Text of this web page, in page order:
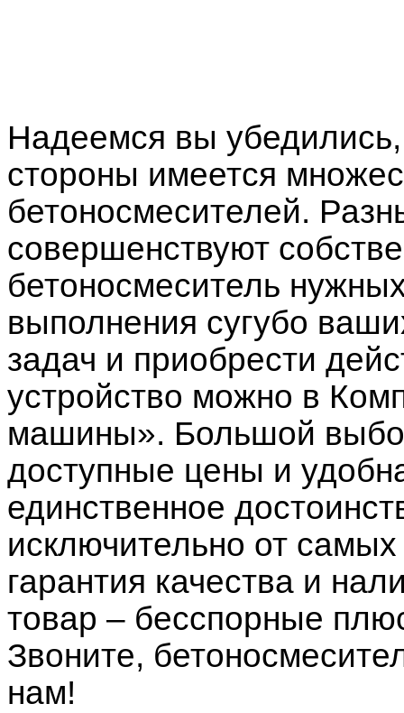
Надеемся вы убедились,
стороны имеется
бетоносмесителей.
совершенствуют
бетоносмеситель
выполнения сугубо
задач и приобрести
устройство можно в
машины». Большой
доступные цены и
единственное
исключительно от
гарантия качества и
товар – бесспорные
Звоните,
нам!